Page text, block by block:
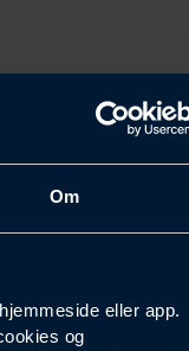
Om
eller app.
og